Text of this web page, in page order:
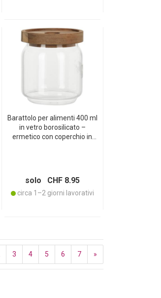
Barattolo per alimenti 400 ml
in vetro borosilicato –
ermetico con coperchio in
solo CHF 8.95
circa 1–2 giorni lavorativi
3 4 5 6 7 »